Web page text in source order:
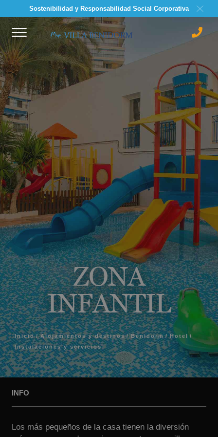
Sostenibilidad y Responsabilidad Social Corporativa
ZONA
INFANTIL
Inicio Alojamientos y destinos Benidorm
Hotel
Instalaciones y servicios
INFO
Los más pequeños de la casa tienen la diversión